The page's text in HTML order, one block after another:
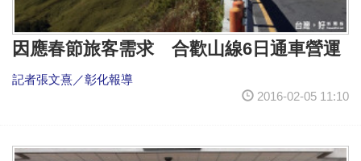
因應春節旅客需求 合歡山線6日通車營運
記者張文熹／彰化報導
2016-02-05 11:10